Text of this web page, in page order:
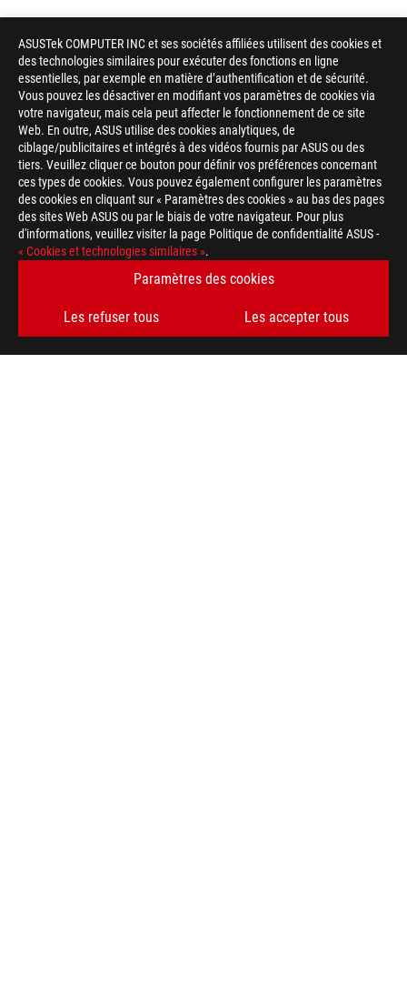
ASUSTek COMPUTER INC et ses sociétés affiliées utilisent des cookies et
des technologies similaires pour exécuter des fonctions en ligne
essentielles, par exemple en matière d’authentification et de sécurité.
Vous pouvez les désactiver en modifiant vos paramètres de cookies via
votre navigateur, mais cela peut affecter le fonctionnement de ce site
Web. En outre, ASUS utilise des cookies analytiques, de
ciblage/publicitaires et intégrés à des vidéos fournis par ASUS ou des
tiers. Veuillez cliquer ce bouton pour définir vos préférences concernant
ces types de cookies. Vous pouvez également configurer les paramètres
des cookies en cliquant sur « Paramètres des cookies » au bas des pages
des sites Web ASUS ou par le biais de votre navigateur. Pour plus
d'informations, veuillez visiter la page Politique de confidentialité ASUS -
« Cookies et technologies similaires ».
Paramètres des cookies
Les refuser tous Les accepter tous
commerciales et des marques déposées de HDMI Licensing
Le prix ASUS Store affiché est donné à titre indicatif et
caractéristiques du produit et les accessoires présentés